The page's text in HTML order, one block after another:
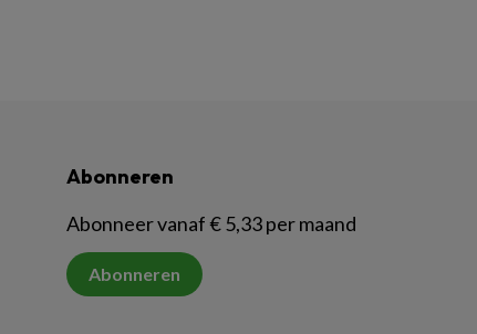
Abonneren
Abonneer vanaf € 5,33 per maand
Abonneren